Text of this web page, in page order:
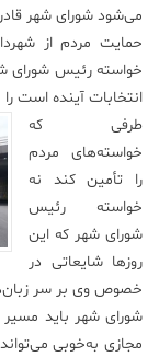
مجله
فرهنگی
هنری
می‌شود شورای شهر
حمایت مردم از
خواسته رئیس شورای
انتخابات آینده است
طرفی که
خواسته‌های مردم
را تأمین کند نه
خواسته رئیس
شورای شهر که این
روزها شایعاتی در
خصوص وی بر سر
شورای شهر باید
مجازی به‌خوبی